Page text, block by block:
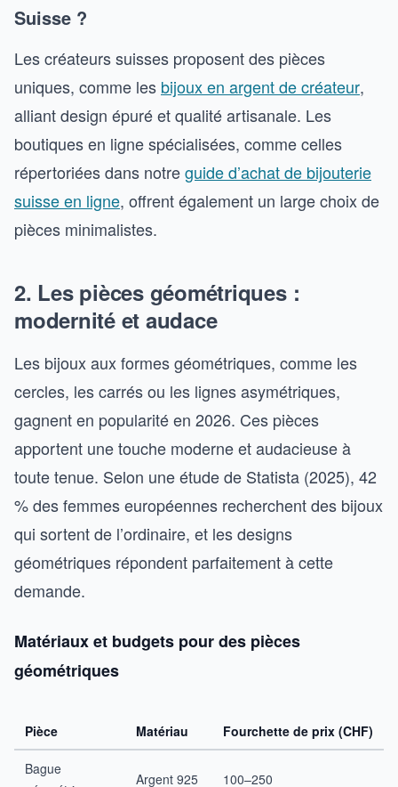
Suisse ?
Les créateurs suisses proposent des pièces
uniques, comme les bijoux en argent de créateur,
alliant design épuré et qualité artisanale. Les
boutiques en ligne spécialisées, comme celles
répertoriées dans notreguide d’achat de bijouterie
suisse en ligne, offrent également un large choix de
pièces minimalistes.
2. Les pièces géométriques :
modernité et audace
Les bijoux aux formes géométriques, comme les
cercles, les carrés ou les lignes asymétriques,
gagnent en popularité en 2026. Ces pièces
apportent une touche moderne et audacieuse à
toute tenue. Selon une étude de Statista (2025), 42
% des femmes européennes recherchent des bijoux
qui sortent de l’ordinaire, et les designs
géométriques répondent parfaitement à cette
demande.
Matériaux et budgets pour des pièces
géométriques
Pièce Matériau Fourchette de prix (CHF)
Bague
Argent 925 100–250